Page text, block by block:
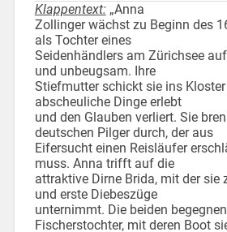
Klappentext:„Anna
Zollinger wächst zu Beginn des
als Tochter eines
Seidenhändlers am Zürichsee
und unbeugsam. Ihre
Stiefmutter schickt sie ins
abscheuliche Dinge erlebt
und den Glauben verliert. Sie
deutschen Pilger durch, der aus
Eifersucht einen Reisläufer
muss. Anna trifft auf die
attraktive Dirne Brida, mit der sie
und erste Diebeszüge
unternimmt. Die beiden
Fischerstochter, mit deren Boot